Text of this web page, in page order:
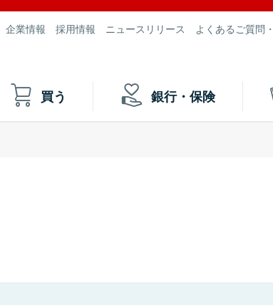
企業情報 採用情報 ニュースリリース よくあるご質問
買う 銀行・保険